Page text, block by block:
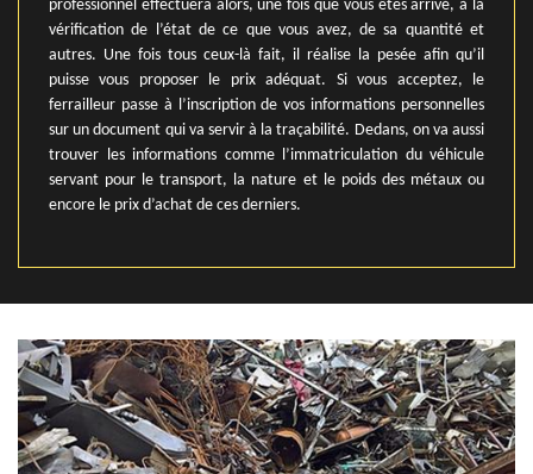
professionnel effectuera alors, une fois que vous êtes arrivé, à la
vérification de l’état de ce que vous avez, de sa quantité et
autres. Une fois tous ceux-là fait, il réalise la pesée afin qu’il
puisse vous proposer le prix adéquat. Si vous acceptez, le
ferrailleur passe à l’inscription de vos informations personnelles
sur un document qui va servir à la traçabilité. Dedans, on va aussi
trouver les informations comme l’immatriculation du véhicule
servant pour le transport, la nature et le poids des métaux ou
encore le prix d’achat de ces derniers.